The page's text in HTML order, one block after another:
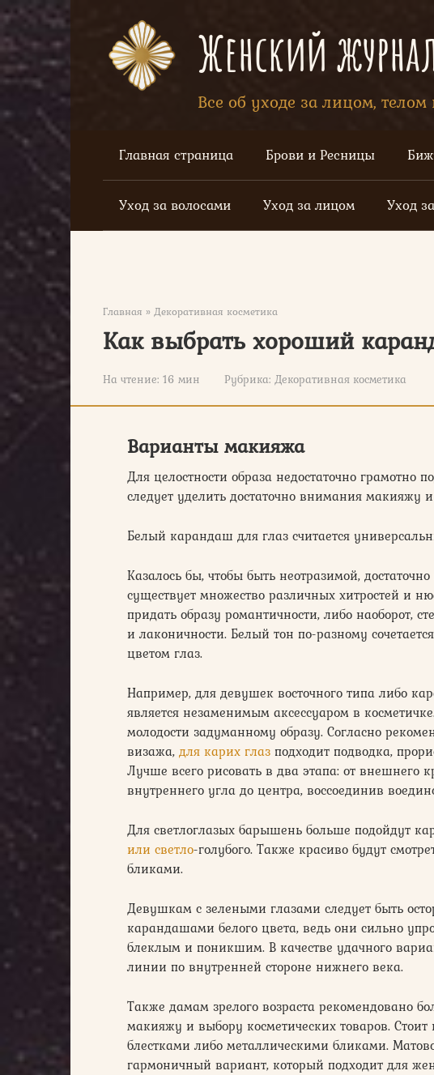
Перейти
к
контенту
Женский
Все об уходе за лицом,
Главная страница Брови и Ресницы
Уход за волосами Уход за лицом Уход
Главная » Декоративная косметика
Как выбрать хороший
На чтение: 16 мин Рубрика: Декоративная косметика
Варианты макияжа
Для целостности образа недостаточно грамотно
следует уделить достаточно внимания макияжу
Белый карандаш для глаз считается
Казалось бы, чтобы быть неотразимой,
существует множество различных хитростей и
придать образу романтичности, либо наоборот,
и лаконичности. Белый тон по-разному
цветом глаз.
Например, для девушек восточного типа либо
является незаменимым аксессуаром в
молодости задуманному образу. Согласно
визажа, для карих глаз подходит подводка,
Лучше всего рисовать в два этапа: от внешнего
внутреннего угла до центра, воссоединив
Для светлоглазых барышень больше подойдут
или светло-голубого. Также красиво будут
бликами.
Девушкам с зелеными глазами следует быть
карандашами белого цвета, ведь они сильно
блеклым и поникшим. В качестве удачного
линии по внутренней стороне нижнего века.
Также дамам зрелого возраста рекомендовано
макияжу и выбору косметических товаров.
блестками либо металлическими бликами.
гармоничный вариант, который подходит для